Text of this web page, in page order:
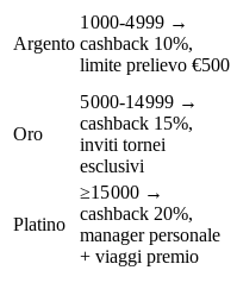
Argento
1 000‑4 999 →
cashback 10%,
limite prelievo €500
Oro
5 000‑14 999 →
cashback 15%,
inviti tornei
esclusivi
Platino
≥15 000 →
cashback 20%,
manager personale
+ viaggi premio